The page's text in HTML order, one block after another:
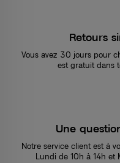
Retours
Vous avez 30 jours pour
est gratuit dans
Une
Notre service client est à
Lundi de 10h à 14h et